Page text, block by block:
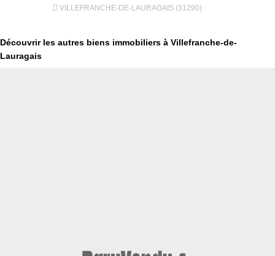
 VILLEFRANCHE-DE-LAURAGAIS (31290)
Découvrir les autres biens immobiliers à Villefranche-de-
Lauragais